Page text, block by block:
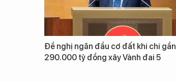
Đề nghị ngăn đầu cơ đất khi chi gần
290.000 tỷ đồng xây Vành đai 5